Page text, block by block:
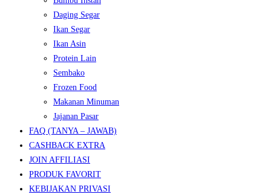
Daging Segar
Ikan Segar
Ikan Asin
Protein Lain
Sembako
Frozen Food
Makanan Minuman
Jajanan Pasar
FAQ (TANYA – JAWAB)
CASHBACK EXTRA
JOIN AFFILIASI
PRODUK FAVORIT
KEBIJAKAN PRIVASI